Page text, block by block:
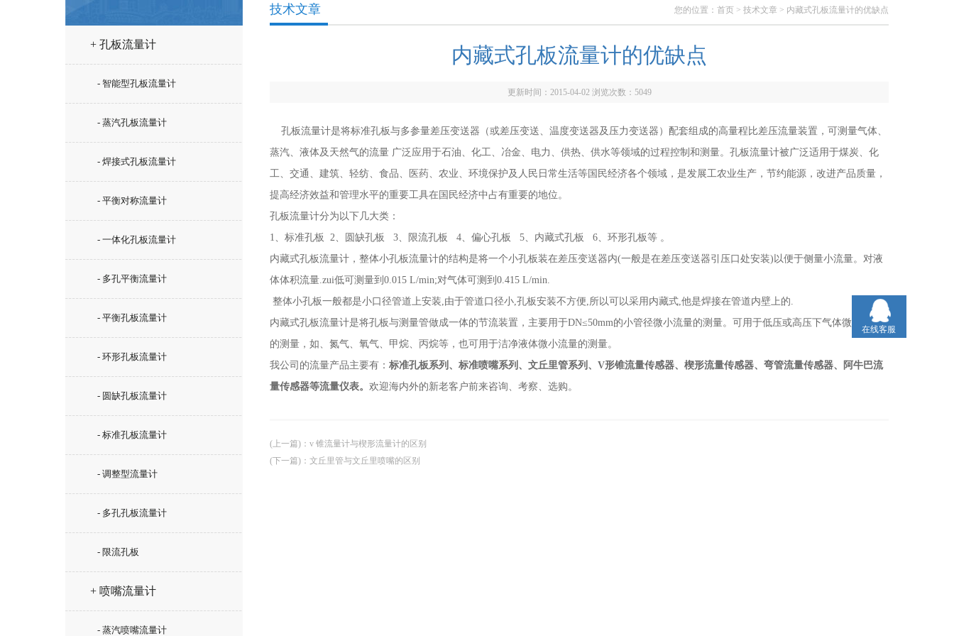
+ 孔板流量计
- 智能型孔板流量计
- 蒸汽孔板流量计
- 焊接式孔板流量计
- 平衡对称流量计
- 一体化孔板流量计
- 多孔平衡流量计
- 平衡孔板流量计
- 环形孔板流量计
- 圆缺孔板流量计
- 标准孔板流量计
- 调整型流量计
- 多孔孔板流量计
- 限流孔板
+ 喷嘴流量计
- 蒸汽喷嘴流量计
您的位置： 首页 > 技术文章 > 内藏式孔板流量计的优缺点
技术文章
内藏式孔板流量计的优缺点
更新时间：2015-04-02 浏览次数： 5049
孔板流量计是将标准孔板与多参量差压变送器（或差压变送、温度变送器及压力变送器）配套组成的高量程比差压流量装置，可测量气体、
蒸汽、液体及天然气的流量 广泛应用于石油、化工、冶金、电力、供热、供水等领域的过程控制和测量。孔板流量计被广泛适用于煤炭、化
工、交通、建筑、轻纺、食品、医药、农业、环境保护及人民日常生活等国民经济各个领域，是发展工农业生产，节约能源，改进产品质量，
提高经济效益和管理水平的重要工具在国民经济中占有重要的地位。
孔板流量计分为以下几大类：
1、标准孔板 2、圆缺孔板 3、限流孔板 4、偏心孔板 5、内藏式孔板 6、环形孔板等 。
内藏式孔板流量计，整体小孔板流量计的结构是将一个小孔板装在差压变送器内(一般是在差压变送器引压口处安装)以便于侧量小流量。对液
体体积流量.zui低可测量到0.015 L/min;对气体可测到0.415 L/min.
整体小孔板一般都是小口径管道上安装,由于管道口径小,孔板安装不方便,所以可以采用内藏式,他是焊接在管道内壁上的.
内藏式孔板流量计是将孔板与测量管做成一体的节流装置，主要用于DN≤50mm的小管径微小流量的测量。可用于低压或高压下气体微小流量
的测量，如、氮气、氧气、甲烷、丙烷等，也可用于洁净液体微小流量的测量。
我公司的流量产品主要有： 标准孔板系列、标准喷嘴系列、文丘里管系列、V形锥流量传感器、楔形流量传感器、弯管流量传感器、阿牛巴流
量传感器等流量仪表。 欢迎海内外的新老客户前来咨询、考察、选购。
(上一篇) ： v 锥流量计与楔形流量计的区别
(下一篇) ： 文丘里管与文丘里喷嘴的区别
在线客服